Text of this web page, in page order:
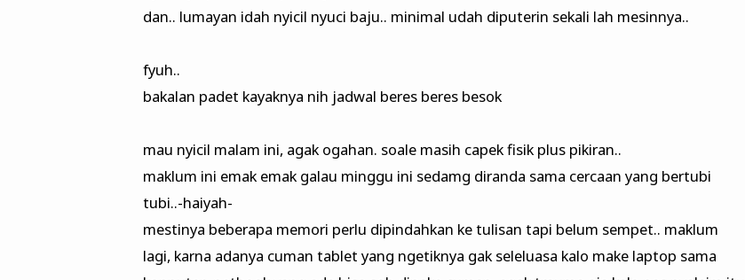
dan.. lumayan idah nyicil nyuci baju.. minimal udah diputerin sekali lah mesinnya..
fyuh..
bakalan padet kayaknya nih jadwal beres beres besok
mau nyicil malam ini, agak ogahan. soale masih capek fisik plus pikiran..
maklum ini emak emak galau minggu ini sedamg diranda sama cercaan yang bertubi
tubi..-haiyah-
mestinya beberapa memori perlu dipindahkan ke tulisan tapi belum sempet.. maklum
lagi, karna adanya cuman tablet yang ngetiknya gak seleluasa kalo make laptop sama